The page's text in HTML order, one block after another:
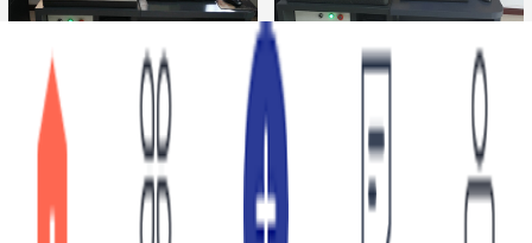
测量投影仪价格 投影仪
热卖产品
点击进入
VMM-ST系列影像测量仪
特点 仪器仪表推荐
面议 点击进入